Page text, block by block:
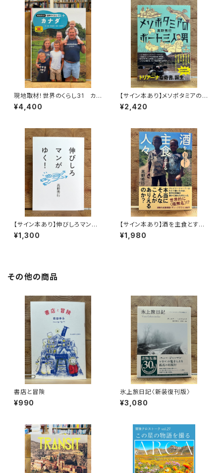
現地取材！世界のくらし31 カナ
ダ
¥4,400
【サイン本あり】メソポタミアの
ボート三人男
¥2,420
【サイン本あり】伸びしろマンが
ゆく！
¥1,300
【サイン本あり】酒を主食とする
人々 エチオピアの科学的秘境
を旅する
¥1,980
その他の商品
書店と冒険
¥990
氷上旅日記〈新装復刊版〉
¥3,080